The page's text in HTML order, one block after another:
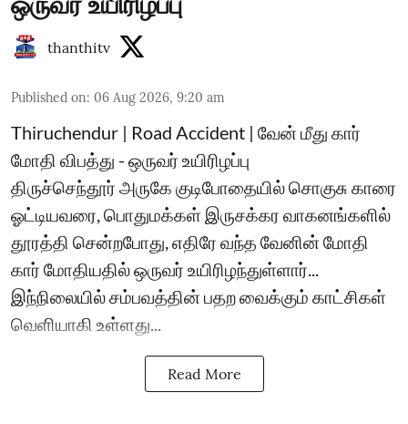
thanthitv
Published on: 06 Aug 2026, 9:20 am
Thiruchendur | Road Accident | வேன் மீது கார்
மோதி விபத்து - ஒருவர் உயிரிழப்பு
திருச்செந்தூர் அருகே குடிபோதையில் சொகுசு காரை
ஓட்டியவரை, பொதுமக்கள் இருசக்கர வாகனங்களில்
தூரத்தி சென்றபோது, எதிரே வந்த வேனின் மோதி
கார் மோதியதில் ஒருவர் உயிரிழந்துள்ளார்...
இந்நிலையில் சம்பவத்தின் பதற வைக்கும் காட்சிகள்
வெளியாகி உள்ளது...
Read More